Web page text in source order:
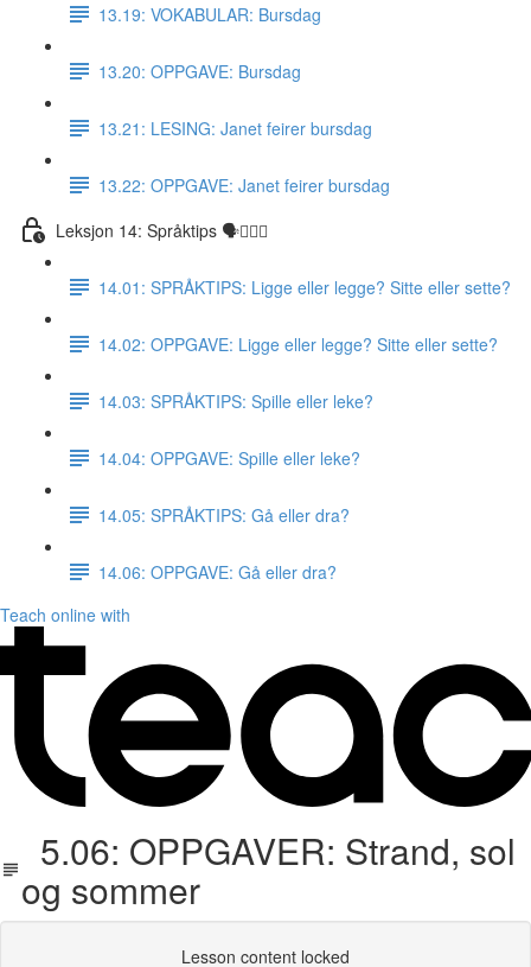
13.19: VOKABULAR: Bursdag
13.20: OPPGAVE: Bursdag
13.21: LESING: Janet feirer bursdag
13.22: OPPGAVE: Janet feirer bursdag
Leksjon 14: Språktips 🗣☝🏼✅
14.01: SPRÅKTIPS: Ligge eller legge? Sitte eller sette?
14.02: OPPGAVE: Ligge eller legge? Sitte eller sette?
14.03: SPRÅKTIPS: Spille eller leke?
14.04: OPPGAVE: Spille eller leke?
14.05: SPRÅKTIPS: Gå eller dra?
14.06: OPPGAVE: Gå eller dra?
Teach online with
5.06: OPPGAVER: Strand, sol
og sommer
Lesson content locked